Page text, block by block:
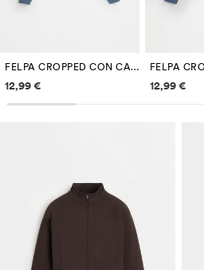
FELPA CROPPED CON CAPPUCCIO
Informazioni sui prezzi
12,99 € 12,99 €